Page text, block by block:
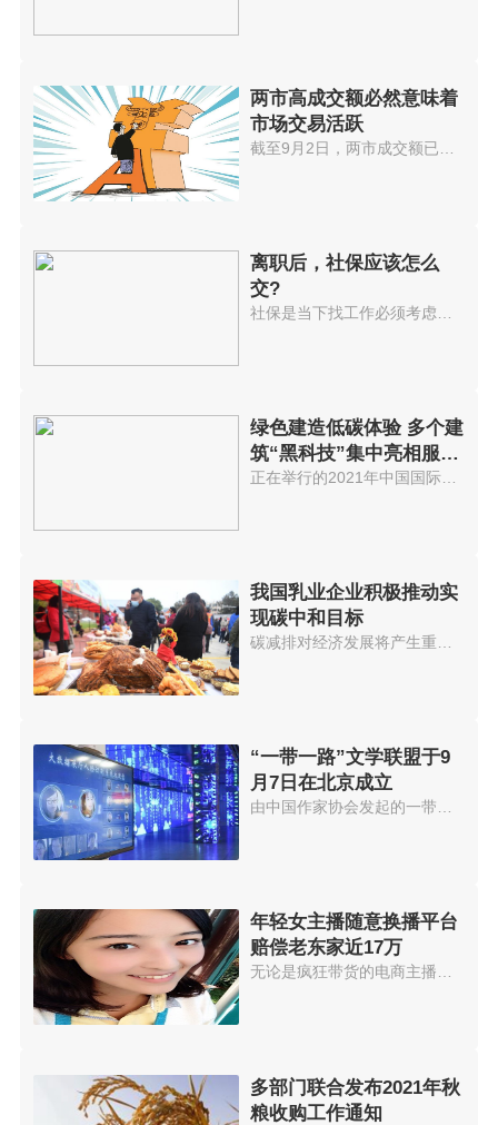
两市高成交额必然意味着
市场交易活跃
离职后，社保应该怎么
交?
绿色建造低碳体验 多个建
筑“黑科技”集中亮相服贸
会
正在举行的2021年中国国际服务贸...
我国乳业企业积极推动实
现碳中和目标
“一带一路”文学联盟于9
月7日在北京成立
由中国作家协会发起的一带一路文...
年轻女主播随意换播平台
赔偿老东家近17万
无论是疯狂带货的电商主播，还是...
多部门联合发布2021年秋
粮收购工作通知